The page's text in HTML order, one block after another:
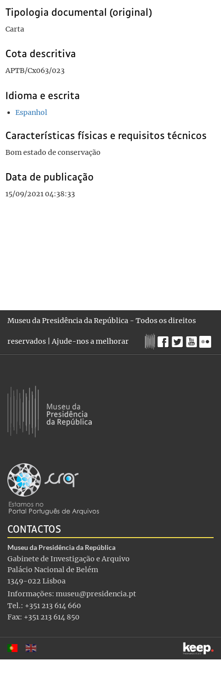
Tipologia documental (original)
Carta
Cota descritiva
APTB/Cx063/023
Idioma e escrita
Espanhol
Características físicas e requisitos técnicos
Bom estado de conservação
Data de publicação
15/09/2021 04:38:33
Museu da Presidência da República - Todos os direitos
reservados |Ajude-nos a melhorar
CONTACTOS
Museu da Presidência da República
Gabinete de Investigação e Arquivo
Palácio Nacional de Belém
1349-022 Lisboa
Informações: museu@presidencia.pt
Tel.: +351 213 614 660
Fax: +351 213 614 850